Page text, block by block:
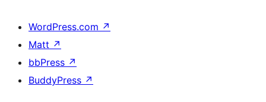
WordPress.com ↗
Matt ↗
bbPress ↗
BuddyPress ↗